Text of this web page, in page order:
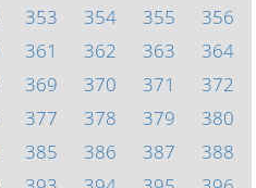
353 354 355
356
361 362 363
364
369 370 371
372
377 378 379
380
385 386 387
388